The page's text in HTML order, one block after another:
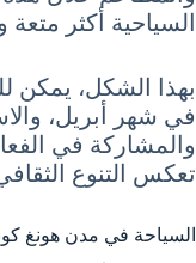
السياحية أكثر متعة
بهذا الشكل، يمكن
في شهر أبريل،
والمشاركة في
تعكس التنوع
السياحة في مدن هونغ